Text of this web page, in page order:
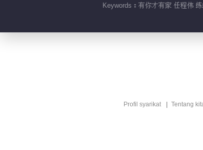
Keywords： 有你才有家 任程伟
Profil syarikat Tentang